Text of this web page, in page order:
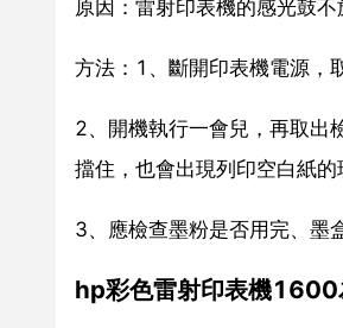
原因：雷射印表機的感光鼓
方法：1、斷開印表機電源，
2、開機執行一會兒，再取出
擋住，也會出現列印空白紙的
3、應檢查墨粉是否用完、墨
hp彩色雷射印表機1600